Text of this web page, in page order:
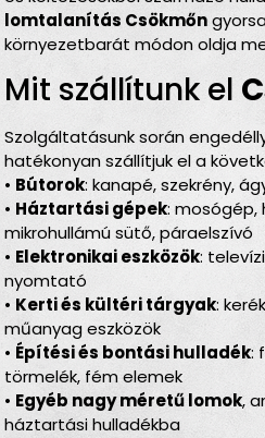
lomtalanítás Csökmőn
környezetbarát módon oldja
Mit szállítunk el
Szolgáltatásunk során
hatékonyan szállítjuk el a
• Bútorok: kanapé, szekrény,
• Háztartási gépek: mosógép,
mikrohullámú sütő, páraelszívó
• Elektronikai eszközök:
nyomtató
• Kerti és kültéri tárgyak:
műanyag eszközök
• Építési és bontási hulladék:
törmelék, fém elemek
• Egyéb nagy méretű lomok,
háztartási hulladékba